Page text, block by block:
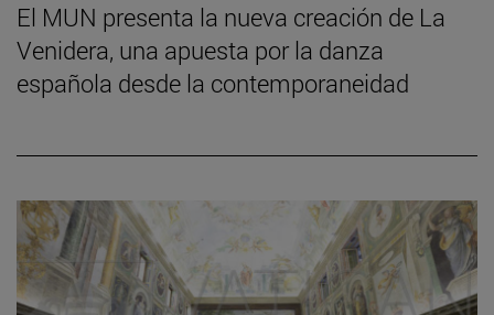
El MUN presenta la nueva creación de La
Venidera, una apuesta por la danza
española desde la contemporaneidad